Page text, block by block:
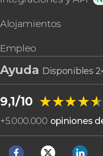
Alojamientos
Empleo
Ayuda Disponibles
9,1/10 ★★★★★
★★★★★
+5.000.000 opiniones